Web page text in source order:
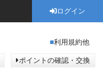
ログイン
利用規約他
ポイントの確認・交換